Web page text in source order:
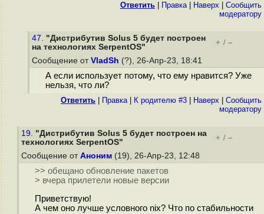
Ответить Правка| Наверх
Cообщить
модератору
47. "Дистрибутив Solus 5 будет построен
на технологиях SerpentOS"
+ / –
Сообщение от VladSh (?), 26-Апр-23, 18:41
А если использует потому, что ему нравится? Уже
нельзя, что ли?
Ответить Правка| К родителю #3 Наверх
Cообщить
модератору
19. "Дистрибутив Solus 5 будет построен на
технологиях SerpentOS"
+ / –
Сообщение от Аноним (19), 26-Апр-23, 12:48
>> обещано обновление пакетов
> вчера прилетели новые версии
Приветствую!
А чем оно лучше условного nix? Что по стабильности